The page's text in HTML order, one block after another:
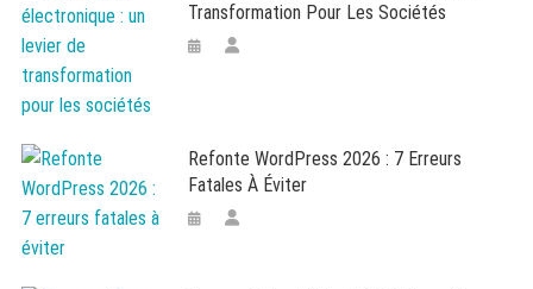
Transformation Pour Les Sociétés
Refonte WordPress 2026 : 7 Erreurs
Fatales À Éviter